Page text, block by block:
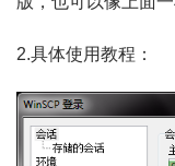
2.具体使用教程：